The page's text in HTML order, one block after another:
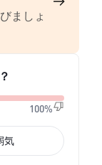
ましょ
100%
気